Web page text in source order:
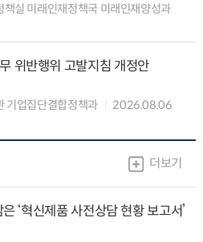
실 미래인재정책국 미래인재양성과
위반행위 고발지침 개정안
기업집단결합정책과
2026.08.06
더보기
‘혁신제품 사전상담 현황 보고서’